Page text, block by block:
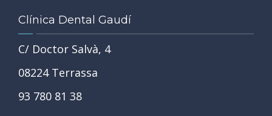
Clínica Dental Gaudí
C/ Doctor Salvà, 4
08224 Terrassa
93 780 81 38